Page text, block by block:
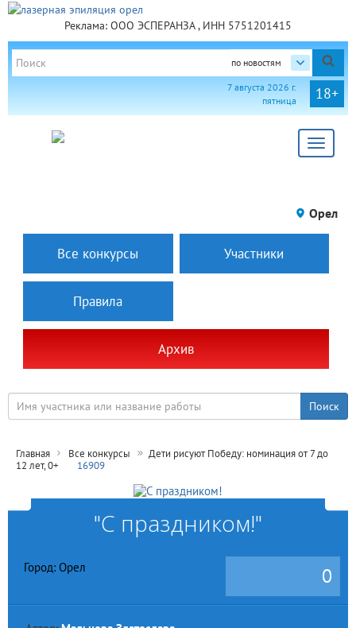
Реклама: ООО ЭСПЕРАНЗА , ИНН 5751201415
по новостям
18+
7 августа 2026 г.
пятница
Toggle
Орел
Все конкурсы Участники
Правила
Архив
Главная Все конкурсы
Дети рисуют Победу: номинация от 7 до
12 лет, 0+
16909
"С праздником!"
Город: Орел 0